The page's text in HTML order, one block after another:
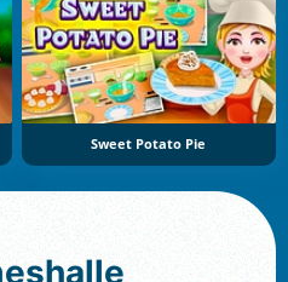
Sweet Potato Pie